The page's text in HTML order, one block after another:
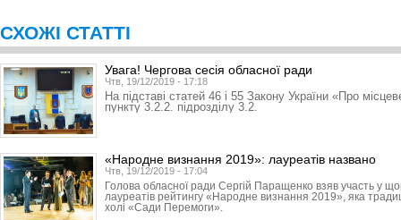
СХОЖІ СТАТТІ
Увага! Чергова сесія обласної ради
Чтв, 19/12/2019 - 17:18
На підставі статей 46 і 55 Закону України «Про
пункту 3.2.2. підрозділу 3.2.
«Народне визнання 2019»: лауреатів названо
Чтв, 19/12/2019 - 17:04
Голова обласної ради Сергій Паращенко взяв участь у
лауреатів рейтингу «Народне визнання 2019», яка
холі «Сади Перемоги».